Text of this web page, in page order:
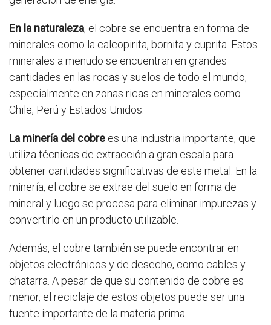
En la naturaleza, el cobre se encuentra en forma de
minerales como la calcopirita, bornita y cuprita. Estos
minerales a menudo se encuentran en grandes
cantidades en las rocas y suelos de todo el mundo,
especialmente en zonas ricas en minerales como
Chile, Perú y Estados Unidos.
La minería del cobre es una industria importante, que
utiliza técnicas de extracción a gran escala para
obtener cantidades significativas de este metal. En la
minería, el cobre se extrae del suelo en forma de
mineral y luego se procesa para eliminar impurezas y
convertirlo en un producto utilizable.
Además, el cobre también se puede encontrar en
objetos electrónicos y de desecho, como cables y
chatarra. A pesar de que su contenido de cobre es
menor, el reciclaje de estos objetos puede ser una
fuente importante de la materia prima.